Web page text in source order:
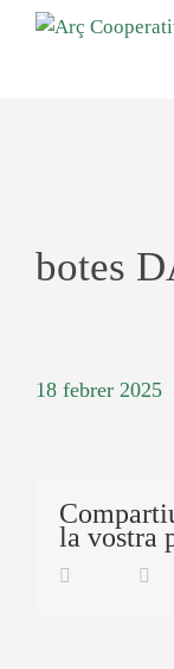
botes
18 febrer 2025
la vostra
Facebook
Twitter